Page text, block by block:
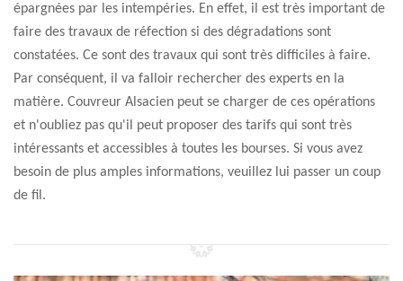
épargnées par les intempéries. En effet, il est très important de
faire des travaux de réfection si des dégradations sont
constatées. Ce sont des travaux qui sont très difficiles à faire.
Par conséquent, il va falloir rechercher des experts en la
matière. Couvreur Alsacien peut se charger de ces opérations
et n'oubliez pas qu'il peut proposer des tarifs qui sont très
intéressants et accessibles à toutes les bourses. Si vous avez
besoin de plus amples informations, veuillez lui passer un coup
de fil.